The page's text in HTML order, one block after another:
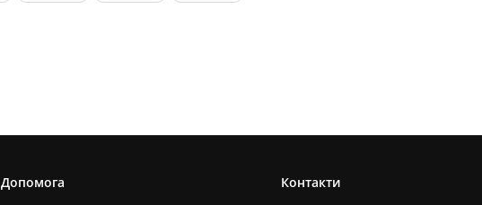
Допомога
Контакти